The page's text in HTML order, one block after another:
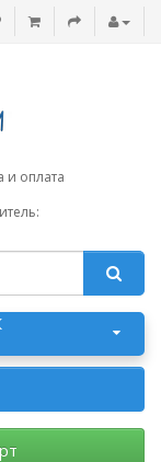
и оплата